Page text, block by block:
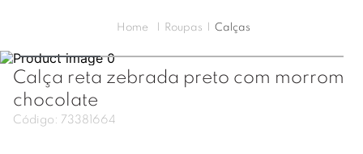
Roupas Calças
Calça reta zebrada preto com morrom
chocolate
Código: 73381664